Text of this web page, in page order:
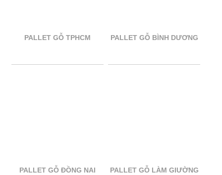
PALLET GỖ TPHCM PALLET GỖ BÌNH DƯƠNG
PALLET GỖ ĐỒNG NAI PALLET GỖ LÀM GIƯỜNG